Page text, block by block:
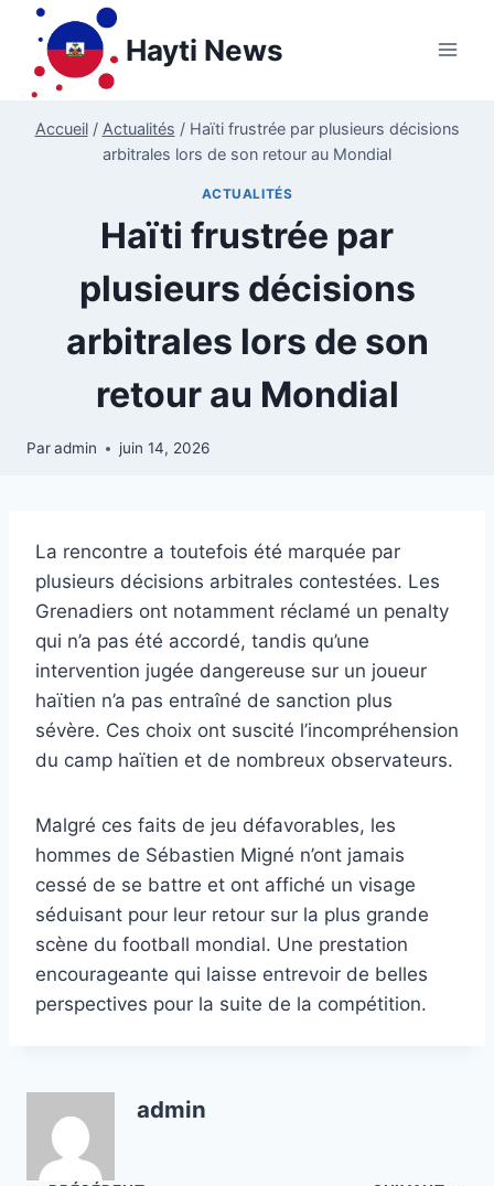
Aller
contenu
Hayti News
Accueil / Actualités / Haïti frustrée par plusieurs décisions
arbitrales lors de son retour au Mondial
ACTUALITÉS
Haïti frustrée par
plusieurs décisions
arbitrales lors de son
retour au Mondial
Paradmin juin 14, 2026
La rencontre a toutefois été marquée par
plusieurs décisions arbitrales contestées. Les
Grenadiers ont notamment réclamé un penalty
qui n’a pas été accordé, tandis qu’une
intervention jugée dangereuse sur un joueur
haïtien n’a pas entraîné de sanction plus
sévère. Ces choix ont suscité l’incompréhension
du camp haïtien et de nombreux observateurs.
Malgré ces faits de jeu défavorables, les
hommes de Sébastien Migné n’ont jamais
cessé de se battre et ont affiché un visage
séduisant pour leur retour sur la plus grande
scène du football mondial. Une prestation
encourageante qui laisse entrevoir de belles
perspectives pour la suite de la compétition.
admin